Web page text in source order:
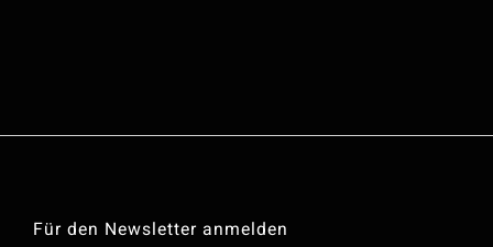
Für den Newsletter anmelden